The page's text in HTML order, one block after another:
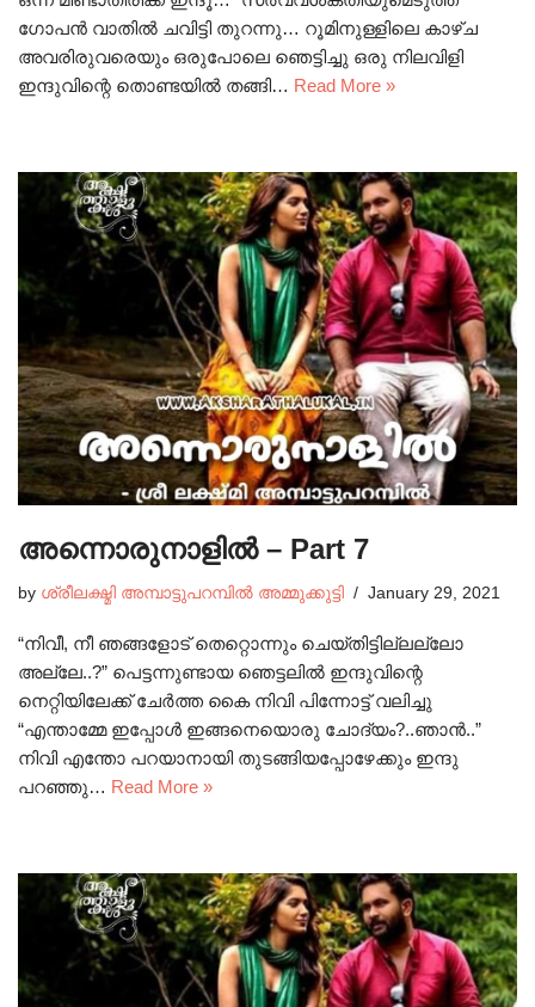
ഗോപൻ വാതിൽ ചവിട്ടി തുറന്നു… റൂമിനുള്ളിലെ കാഴ്ച
അവരിരുവരെയും ഒരുപോലെ ഞെട്ടിച്ചു ഒരു നിലവിളി
ഇന്ദുവിന്റെ തൊണ്ടയിൽ തങ്ങി… Read More »
അന്നൊരുനാളിൽ – Part 7
by ശ്രീലക്ഷ്മി അമ്പാട്ടുപറമ്പിൽ അമ്മുക്കുട്ടി January 29, 2021
“നിവീ, നീ ഞങ്ങളോട് തെറ്റൊന്നും ചെയ്തിട്ടില്ലല്ലോ
അല്ലേ..?” പെട്ടന്നുണ്ടായ ഞെട്ടലിൽ ഇന്ദുവിന്റെ
നെറ്റിയിലേക്ക് ചേർത്ത കൈ നിവി പിന്നോട്ട് വലിച്ചു
“എന്താമ്മേ ഇപ്പോൾ ഇങ്ങനെയൊരു ചോദ്യം?..ഞാൻ..”
നിവി എന്തോ പറയാനായി തുടങ്ങിയപ്പോഴേക്കും ഇന്ദു
പറഞ്ഞു… Read More »